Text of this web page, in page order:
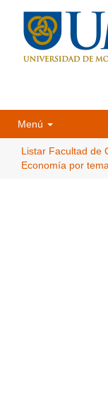
Menú
Listar Facultad de
Economía por tema